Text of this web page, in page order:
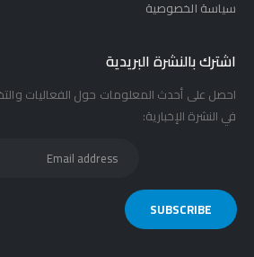
سياسة الخصوصية
اشترك بالنشرة البريدية
احصل على أحدث المعلومات حول الفعاليات
في النشرة الإخبارية: